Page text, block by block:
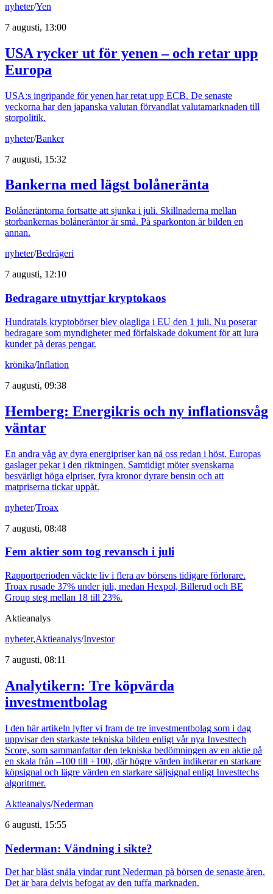
nyheter/Yen
7 augusti, 13:00
USA rycker ut för yenen – och retar upp
Europa
USA:s ingripande för yenen har retat upp ECB. De senaste
veckorna har den japanska valutan förvandlat valutamarknaden till
storpolitik.
nyheter/Banker
7 augusti, 15:32
Bankerna med lägst bolåneränta
Bolåneräntorna fortsatte att sjunka i juli. Skillnaderna mellan
storbankernas bolåneräntor är små. På sparkonton är bilden en
annan.
nyheter/Bedrägeri
7 augusti, 12:10
Bedragare utnyttjar kryptokaos
Hundratals kryptobörser blev olagliga i EU den 1 juli. Nu poserar
bedragare som myndigheter med förfalskade dokument för att lura
kunder på deras pengar.
krönika/Inflation
7 augusti, 09:38
Hemberg: Energikris och ny inflationsvåg
väntar
En andra våg av dyra energipriser kan nå oss redan i höst. Europas
gaslager pekar i den riktningen. Samtidigt möter svenskarna
besvärligt höga elpriser, fyra kronor dyrare bensin och att
matpriserna tickar uppåt.
nyheter/Troax
7 augusti, 08:48
Fem aktier som tog revansch i juli
Rapportperioden väckte liv i flera av börsens tidigare förlorare.
Troax rusade 37% under juli, medan Hexpol, Billerud och BE
Group steg mellan 18 till 23%.
Aktieanalys
nyheter,Aktieanalys/Investor
7 augusti, 08:11
Analytikern: Tre köpvärda
investmentbolag
I den här artikeln lyfter vi fram de tre investmentbolag som i dag
uppvisar den starkaste tekniska bilden enligt vår nya Investtech
Score, som sammanfattar den tekniska bedömningen av en aktie på
en skala från –100 till +100, där högre värden indikerar en starkare
köpsignal och lägre värden en starkare säljsignal enligt Investtechs
algoritmer.
Aktieanalys/Nederman
6 augusti, 15:55
Nederman: Vändning i sikte?
Det har blåst snåla vindar runt Nederman på börsen de senaste åren.
Det är bara delvis befogat av den tuffa marknaden.